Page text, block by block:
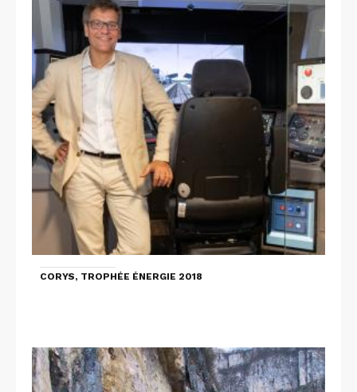
CORYS, TROPHÉE ÉNERGIE 2018